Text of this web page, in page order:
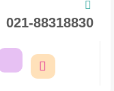
021-88318830